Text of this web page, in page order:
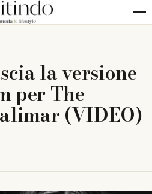
la versione
per The
(VIDEO)